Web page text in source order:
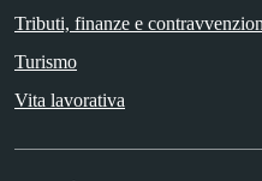
Tributi, finanze e
Turismo
Vita lavorativa